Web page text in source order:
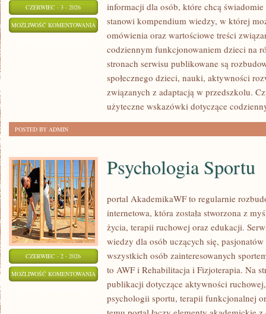
CZERWIEC - 3 - 2026
MOŻLIWOŚĆ KOMENTOWANIA PRZEDSZKOLA
ŻLOBKI
informacji dla osób, które chcą
stanowi kompendium wiedzy, w której
omówienia oraz wartościowe treści
codziennym funkcjonowaniem dzieci na
stronach serwisu publikowane są
społecznego dzieci, nauki, aktywności
związanych z adaptacją w przedszkolu.
użyteczne wskazówki dotyczące
POSTED BY ADMIN
CZERWIEC - 2 - 2026
MOŻLIWOŚĆ KOMENTOWANIA PSYCHOLOGIA
SPORTU
Psychologia Sportu
portal AkademikaWF to regularnie
internetowa, która została stworzona z
życia, terapii ruchowej oraz edukacji.
wiedzy dla osób uczących się,
wszystkich osób zainteresowanych
to AWF i Rehabilitacja i Fizjoterapia. Na
publikacji dotyczące aktywności
psychologii sportu, terapii funkcjonalnej